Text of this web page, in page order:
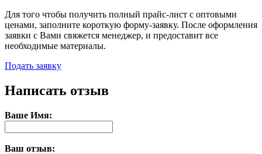
Для того чтобы получить полный прайс-лист с оптовыми
ценами, заполните короткую форму-заявку. После оформления
заявки с Вами свяжется менеджер, и предоставит все
необходимые материалы.
Подать заявку
Написать отзыв
Ваше Имя:
Ваш отзыв: